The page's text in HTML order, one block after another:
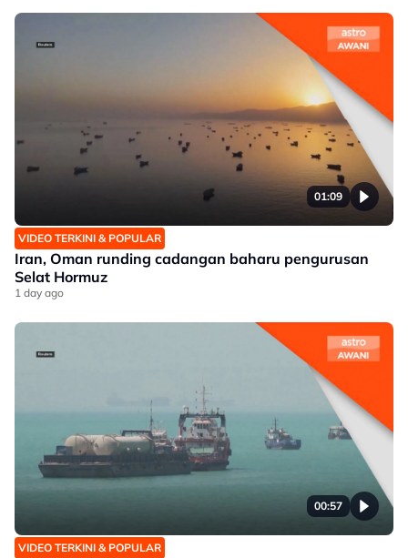
01:09
VIDEO TERKINI & POPULAR
Iran, Oman runding cadangan baharu pengurusan
Selat Hormuz
1 day ago
00:57
VIDEO TERKINI & POPULAR